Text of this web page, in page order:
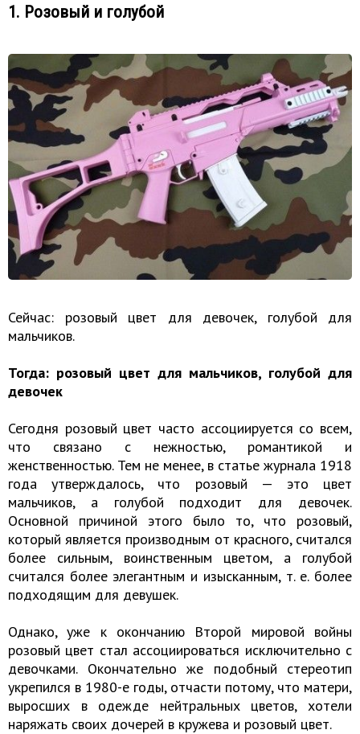
1. Розовый и голубой
Сейчас: розовый цвет для девочек, голубой для
мальчиков.
Тогда: розовый цвет для мальчиков, голубой для
девочек
Сегодня розовый цвет часто ассоциируется со всем,
что связано с нежностью, романтикой и
женственностью. Тем не менее, в статье журнала 1918
года утверждалось, что розовый — это цвет
мальчиков, а голубой подходит для девочек.
Основной причиной этого было то, что розовый,
который является производным от красного, считался
более сильным, воинственным цветом, а голубой
считался более элегантным и изысканным, т. е. более
подходящим для девушек.
Однако, уже к окончанию Второй мировой войны
розовый цвет стал ассоциироваться исключительно с
девочками. Окончательно же подобный стереотип
укрепился в 1980-е годы, отчасти потому, что матери,
выросших в одежде нейтральных цветов, хотели
наряжать своих дочерей в кружева и розовый цвет.